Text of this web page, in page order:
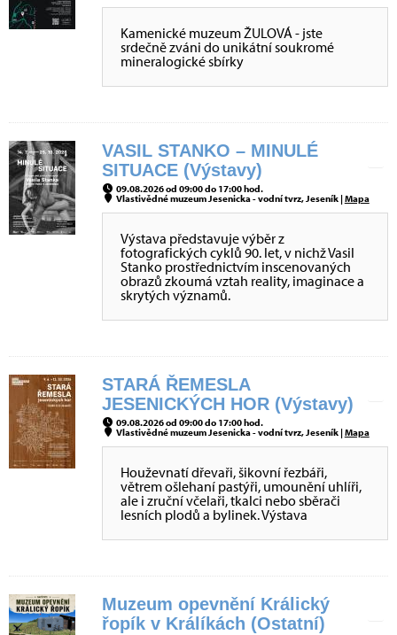
Kamenické muzeum ŽULOVÁ - jste
srdečně zváni do unikátní soukromé
mineralogické sbírky
VASIL STANKO – MINULÉ
SITUACE (Výstavy)
09.08.2026 od 09:00 do 17:00 hod.
Vlastivědné muzeum Jesenicka - vodní tvrz, Jeseník |Mapa
Výstava představuje výběr z
fotografických cyklů 90. let, v nichž Vasil
Stanko prostřednictvím inscenovaných
obrazů zkoumá vztah reality, imaginace a
skrytých významů.
STARÁ ŘEMESLA
JESENICKÝCH HOR (Výstavy)
09.08.2026 od 09:00 do 17:00 hod.
Vlastivědné muzeum Jesenicka - vodní tvrz, Jeseník |Mapa
Houževnatí dřevaři, šikovní řezbáři,
větrem ošlehaní pastýři, umounění uhlíři,
ale i zruční včelaři, tkalci nebo sběrači
lesních plodů a bylinek. Výstava
Muzeum opevnění Králický
řopík v Králíkách (Ostatní)